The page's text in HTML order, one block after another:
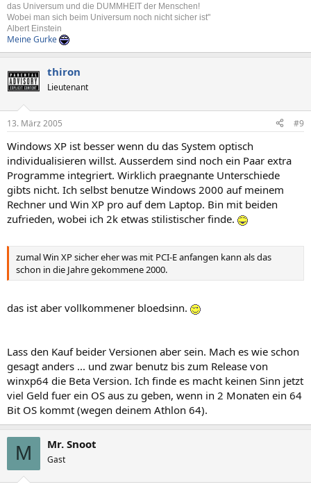
das Universum und die DUMMHEIT der Menschen!
Wobei man sich beim Universum noch nicht sicher ist"
Albert Einstein
Meine Gurke
thiron
Lieutenant
13. März 2005 #9
Windows XP ist besser wenn du das System optisch
individualisieren willst. Ausserdem sind noch ein Paar extra
Programme integriert. Wirklich praegnante Unterschiede
gibts nicht. Ich selbst benutze Windows 2000 auf meinem
Rechner und Win XP pro auf dem Laptop. Bin mit beiden
zufrieden, wobei ich 2k etwas stilistischer finde.
zumal Win XP sicher eher was mit PCI-E anfangen kann als das
schon in die Jahre gekommene 2000.
das ist aber vollkommener bloedsinn.
Lass den Kauf beider Versionen aber sein. Mach es wie schon
gesagt anders ... und zwar benutz bis zum Release von
winxp64 die Beta Version. Ich finde es macht keinen Sinn jetzt
viel Geld fuer ein OS aus zu geben, wenn in 2 Monaten ein 64
Bit OS kommt (wegen deinem Athlon 64).
M Mr. Snoot
Gast